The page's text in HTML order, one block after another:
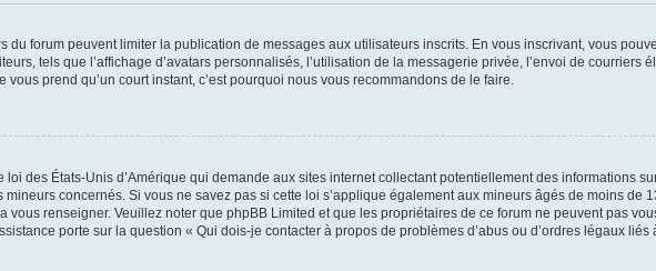
du forum peuvent limiter la publication de messages aux utilisateurs inscrits. En vous inscrivant, vous
tels que l’affichage d’avatars personnalisés, l’utilisation de la messagerie privée, l’envoi de courriers
prend qu’un court instant, c’est pourquoi nous vous recommandons de le faire.
des États-Unis d’Amérique qui demande aux sites internet collectant potentiellement des informations
concernés. Si vous ne savez pas si cette loi s’applique également aux mineurs âgés de moins de
renseigner. Veuillez noter que phpBB Limited et que les propriétaires de ce forum ne peuvent pas
porte sur la question « Qui dois-je contacter à propos de problèmes d’abus ou d’ordres légaux liés